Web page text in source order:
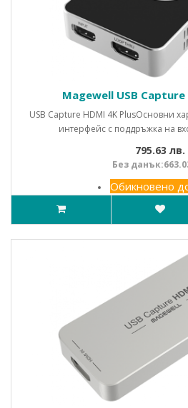
Magewell USB Capture
USB Capture HDMI 4K PlusОсновни
интерфейс с поддръжка на
795.63 лв.
Без
Обикновено